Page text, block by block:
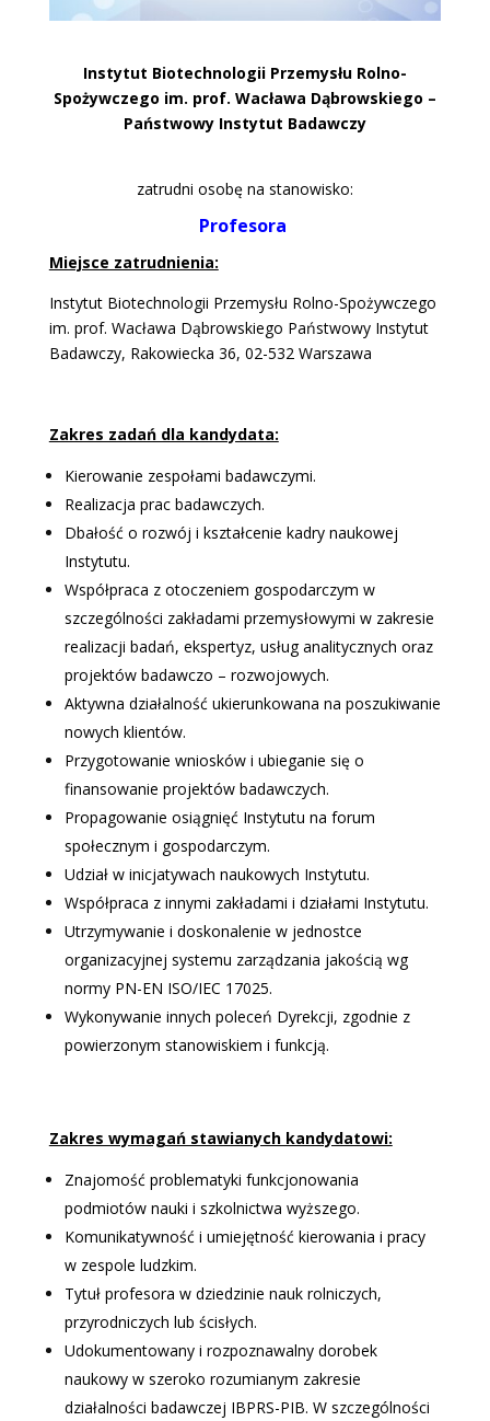
Instytut Biotechnologii Przemysłu Rolno-
Spożywczego im. prof. Wacława Dąbrowskiego –
Państwowy Instytut Badawczy
zatrudni osobę na stanowisko:
Profesora
Miejsce zatrudnienia:
Instytut Biotechnologii Przemysłu Rolno-Spożywczego
im. prof. Wacława Dąbrowskiego Państwowy Instytut
Badawczy, Rakowiecka 36, 02-532 Warszawa
Zakres zadań dla kandydata:
Kierowanie zespołami badawczymi.
Realizacja prac badawczych.
Dbałość o rozwój i kształcenie kadry naukowej
Instytutu.
Współpraca z otoczeniem gospodarczym w
szczególności zakładami przemysłowymi w zakresie
realizacji badań, ekspertyz, usług analitycznych oraz
projektów badawczo – rozwojowych.
Aktywna działalność ukierunkowana na poszukiwanie
nowych klientów.
Przygotowanie wniosków i ubieganie się o
finansowanie projektów badawczych.
Propagowanie osiągnięć Instytutu na forum
społecznym i gospodarczym.
Udział w inicjatywach naukowych Instytutu.
Współpraca z innymi zakładami i działami Instytutu.
Utrzymywanie i doskonalenie w jednostce
organizacyjnej systemu zarządzania jakością wg
normy PN-EN ISO/IEC 17025.
Wykonywanie innych poleceń Dyrekcji, zgodnie z
powierzonym stanowiskiem i funkcją.
Zakres wymagań stawianych kandydatowi:
Znajomość problematyki funkcjonowania
podmiotów nauki i szkolnictwa wyższego.
Komunikatywność i umiejętność kierowania i pracy
w zespole ludzkim.
Tytuł profesora w dziedzinie nauk rolniczych,
przyrodniczych lub ścisłych.
Udokumentowany i rozpoznawalny dorobek
naukowy w szeroko rozumianym zakresie
działalności badawczej IBPRS-PIB. W szczególności